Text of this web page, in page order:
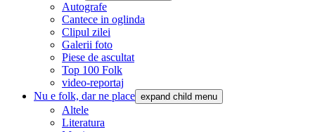
Autografe
Cantece in oglinda
Clipul zilei
Galerii foto
Piese de ascultat
Top 100 Folk
video-reportaj
Nu e folk, dar ne place expand child menu
Altele
Literatura